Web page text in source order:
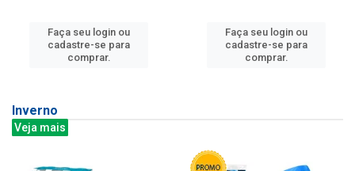
Faça seu login ou
cadastre-se para
comprar.
Faça seu login ou
cadastre-se para
comprar.
Inverno
Veja mais